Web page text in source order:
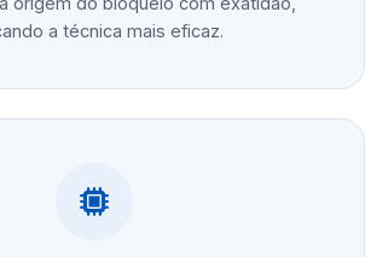
a técnica mais eficaz.